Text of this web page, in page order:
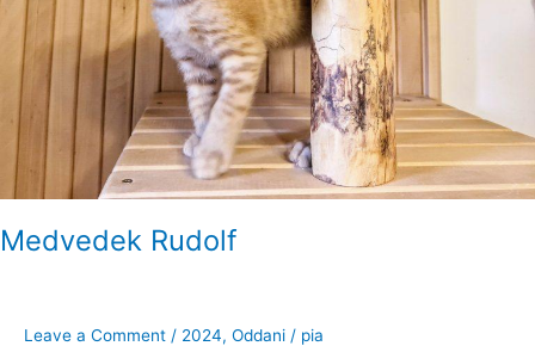
Medvedek Rudolf
Leave a Comment / 2024, Oddani / pia